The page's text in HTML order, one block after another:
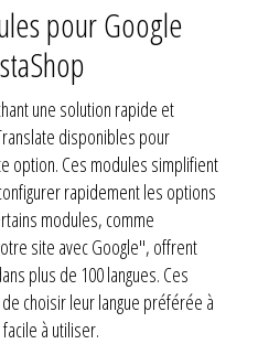
pour Google
une solution rapide et
disponibles pour
option. Ces modules simplifient
rapidement les options
modules, comme
site avec Google", offrent
plus de 100 langues. Ces
choisir leur langue préférée à
à utiliser.